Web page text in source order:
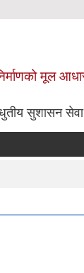
मूल
सुशासन सेवा